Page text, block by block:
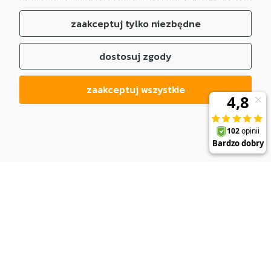
zaakceptuj tylko niezbędne
dostosuj zgody
zaakceptuj wszystkie